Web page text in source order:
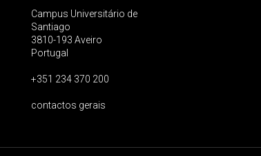
Campus Universitário de
Santiago
3810-193 Aveiro
Portugal
+351 234 370 200
contactos gerais